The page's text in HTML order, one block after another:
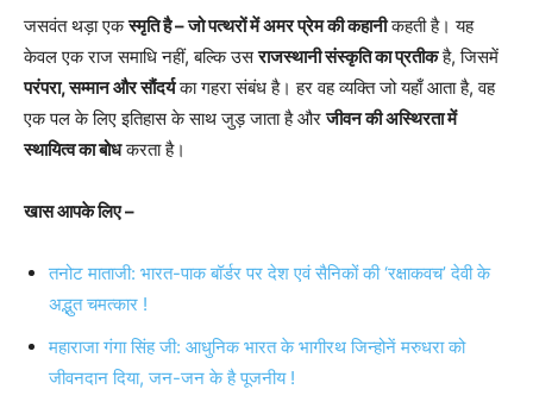
जसवंत थड़ा एकस्मृति है – जो पत्थरों में अमर प्रेम की कहानीकहती है। यह
केवल एक राज समाधि नहीं, बल्कि उसराजस्थानी संस्कृति का प्रतीकहै, जिसमें
परंपरा, सम्मान और सौंदर्यका गहरा संबंध है। हर वह व्यक्ति जो यहाँ आता है, वह
एक पल के लिए इतिहास के साथ जुड़ जाता है औरजीवन की अस्थिरता में
स्थायित्व का बोधकरता है।
खास आपके लिए –
तनोट माताजी: भारत-पाक बॉर्डर पर देश एवं सैनिकों की ‘रक्षाकवच’ देवी के
अद्भुत चमत्कार !
महाराजा गंगा सिंह जी: आधुनिक भारत के भागीरथ जिन्होनें मरुधरा को
जीवनदान दिया, जन-जन के है पूजनीय !